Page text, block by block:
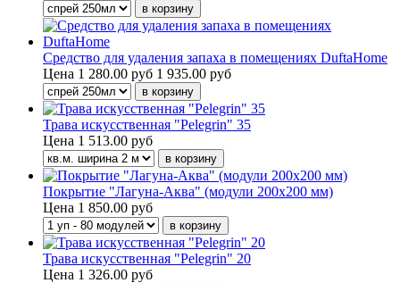
Средство для удаления запаха в помещениях DuftaHome
Цена 1 280.00 руб 1 935.00 руб
Трава искусственная "Pelegrin" 35
Цена 1 513.00 руб
Покрытие "Лагуна-Аква" (модули 200х200 мм)
Цена 1 850.00 руб
Трава искусственная "Pelegrin" 20
Цена 1 326.00 руб